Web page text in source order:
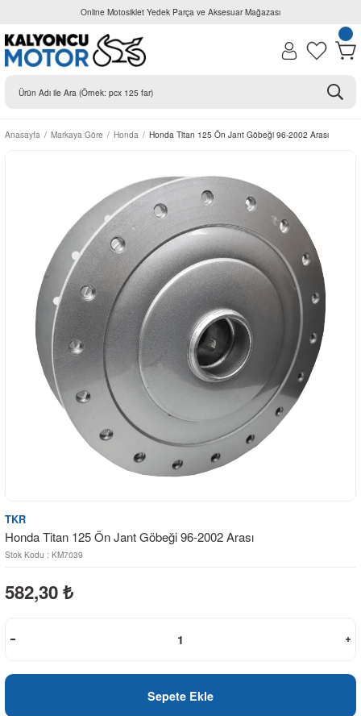
Online Motosiklet Yedek Parça ve Aksesuar Mağazası
Anasayfa Markaya Göre Honda Honda Titan 125 Ön Jant Göbeği 96-2002 Arası
TKR
Honda Titan 125 Ön Jant Göbeği 96-2002 Arası
Stok Kodu : KM7039
582,30 ₺
Sepete Ekle